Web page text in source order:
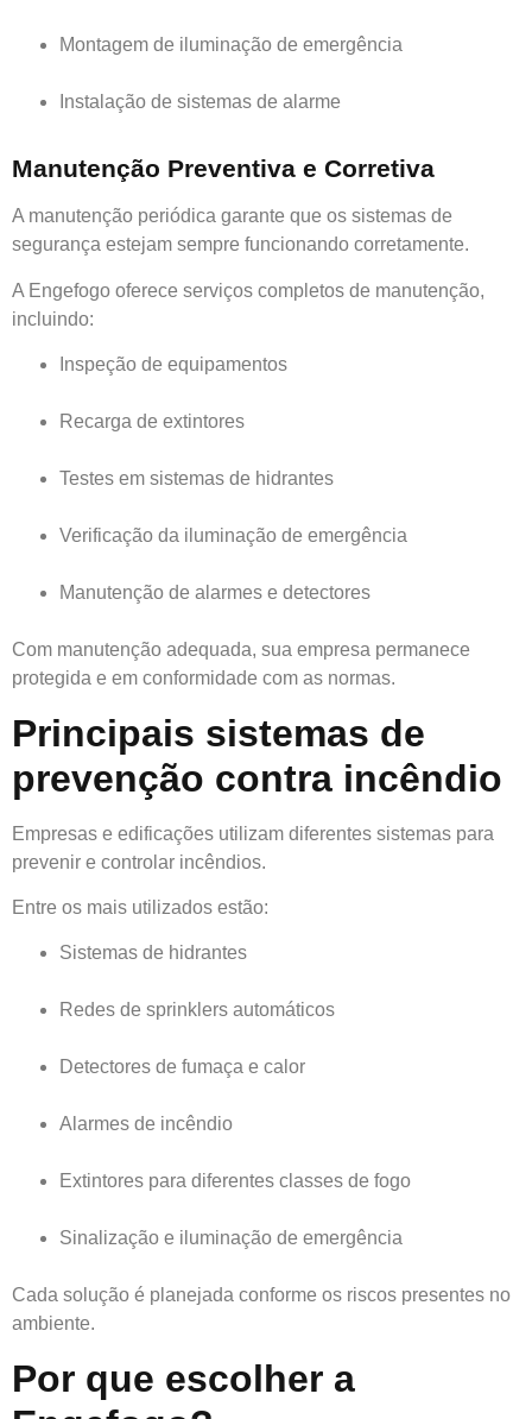
Montagem de iluminação de emergência
Instalação de sistemas de alarme
Manutenção Preventiva e Corretiva
A manutenção periódica garante que os sistemas de
segurança estejam sempre funcionando corretamente.
A Engefogo oferece serviços completos de manutenção,
incluindo:
Inspeção de equipamentos
Recarga de extintores
Testes em sistemas de hidrantes
Verificação da iluminação de emergência
Manutenção de alarmes e detectores
Com manutenção adequada, sua empresa permanece
protegida e em conformidade com as normas.
Principais sistemas de
prevenção contra incêndio
Empresas e edificações utilizam diferentes sistemas para
prevenir e controlar incêndios.
Entre os mais utilizados estão:
Sistemas de hidrantes
Redes de sprinklers automáticos
Detectores de fumaça e calor
Alarmes de incêndio
Extintores para diferentes classes de fogo
Sinalização e iluminação de emergência
Cada solução é planejada conforme os riscos presentes no
ambiente.
Por que escolher a